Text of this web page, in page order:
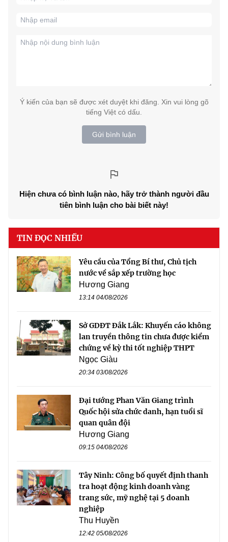
Ý kiến của bạn sẽ được xét duyệt khi đăng. Xin vui lòng gõ
tiếng Việt có dấu.
Gửi bình luận
Hiện chưa có bình luận nào, hãy trở thành người đầu
tiên bình luận cho bài biết này!
TIN ĐỌC NHIỀU
Yêu cầu của Tổng Bí thư, Chủ tịch
nước về sắp xếp trường học
Hương Giang
13:14 04/08/2026
Sở GDĐT Đắk Lắk: Khuyến cáo không
lan truyền thông tin chưa được kiểm
chứng về kỳ thi tốt nghiệp THPT
Ngọc Giàu
20:34 03/08/2026
Đại tướng Phan Văn Giang trình
Quốc hội sửa chức danh, hạn tuổi sĩ
quan quân đội
Hương Giang
09:15 04/08/2026
Tây Ninh: Công bố quyết định thanh
tra hoạt động kinh doanh vàng
trang sức, mỹ nghệ tại 5 doanh
nghiệp
Thu Huyền
12:42 05/08/2026